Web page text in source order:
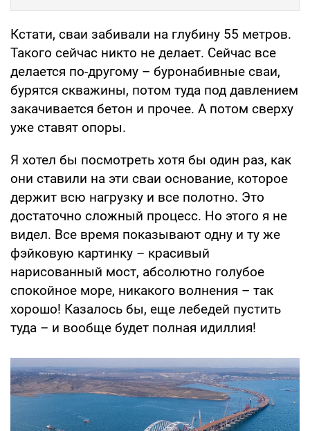
Кстати, сваи забивали на глубину 55 метров.
Такого сейчас никто не делает. Сейчас все
делается по-другому – буронабивные сваи,
бурятся скважины, потом туда под давлением
закачивается бетон и прочее. А потом сверху
уже ставят опоры.
Я хотел бы посмотреть хотя бы один раз, как
они ставили на эти сваи основание, которое
держит всю нагрузку и все полотно. Это
достаточно сложный процесс. Но этого я не
видел. Все время показывают одну и ту же
фэйковую картинку – красивый
нарисованный мост, абсолютно голубое
спокойное море, никакого волнения – так
хорошо! Казалось бы, еще лебедей пустить
туда – и вообще будет полная идиллия!